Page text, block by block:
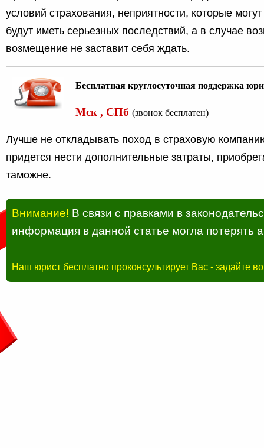
условий страхования, неприятности, которые
будут иметь серьезных последствий, а в случае
возмещение не заставит себя ждать.
Бесплатная круглосуточная поддержка
Мск , СПб(звонок бесплатен)
Лучше не откладывать поход в страховую
придется нести дополнительные затраты,
таможне.
Внимание! В связи с правками в
информация в данной статье могла потерять
Наш юрист бесплатно проконсультирует Вас - задайте